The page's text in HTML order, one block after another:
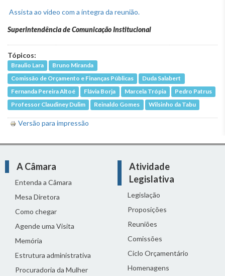
Assista ao vídeo com a íntegra da reunião.
Superintendência de Comunicação Institucional
Tópicos:
Braulio Lara
Bruno Miranda
Comissão de Orçamento e Finanças Públicas
Duda Salabert
Fernanda Pereira Altoé
Flávia Borja Marcela Trópia
Pedro Patrus
Professor Claudiney Dulim
Reinaldo Gomes Wilsinho da Tabu
Versão para impressão
A Câmara
Entenda a Câmara
Mesa Diretora
Como chegar
Agende uma Visita
Memória
Estrutura administrativa
Procuradoria da Mulher
Atividade
Legislativa
Legislação
Proposições
Reuniões
Comissões
Ciclo Orçamentário
Homenagens